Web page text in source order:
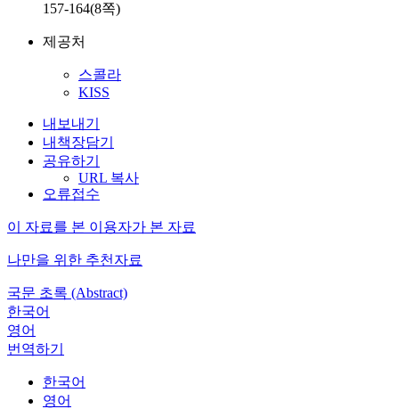
157-164(8쪽)
제공처
스콜라
KISS
내보내기
내책장담기
공유하기
URL 복사
오류접수
이 자료를 본 이용자가 본 자료
나만을 위한 추천자료
국문 초록 (Abstract)
한국어
영어
번역하기
한국어
영어